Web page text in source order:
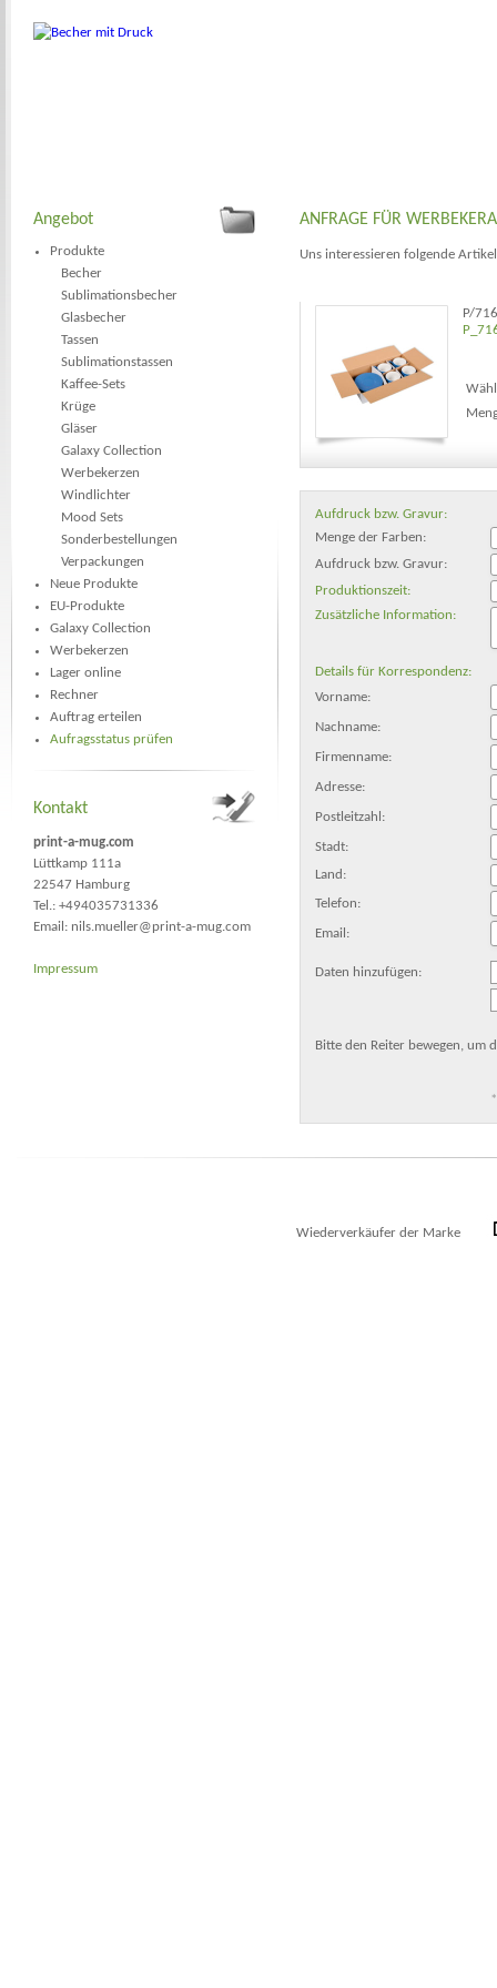
Angebot
Produkte
Becher
Sublimationsbecher
Glasbecher
Tassen
Sublimationstassen
Kaffee-Sets
Krüge
Gläser
Galaxy Collection
Werbekerzen
Windlichter
Mood Sets
Sonderbestellungen
Verpackungen
Neue Produkte
EU-Produkte
Galaxy Collection
Werbekerzen
Lager online
Rechner
Auftrag erteilen
Aufragsstatus prüfen
Kontakt
print-a-mug.com
Lüttkamp 111a
22547 Hamburg
Tel.: +494035731336
Email: nils.mueller@print-a-mug.com
Impressum
ANFRAGE FÜR
Uns interessieren folgende Artikel
P/716
Aufdruck bzw. Gravur:
Menge der Farben:
Aufdruck bzw. Gravur:
Produktionszeit:
Zusätzliche Information:
Details für Korrespondenz:
Vorname:
Nachname:
Firmenname:
Adresse:
Postleitzahl:
Stadt:
Land:
Telefon:
Email:
Daten hinzufügen:
Bitte den Reiter bewegen, um
Wiederverkäufer der Marke